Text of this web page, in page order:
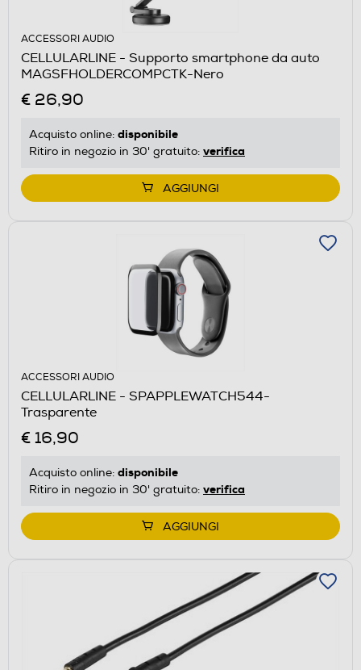
ACCESSORI AUDIO
CELLULARLINE - Supporto smartphone da auto
MAGSFHOLDERCOMPCTK-Nero
€ 26,90
Acquisto online: disponibile
Ritiro in negozio in 30' gratuito: verifica
AGGIUNGI
ACCESSORI AUDIO
CELLULARLINE - SPAPPLEWATCH544-
Trasparente
€ 16,90
Acquisto online: disponibile
Ritiro in negozio in 30' gratuito: verifica
AGGIUNGI